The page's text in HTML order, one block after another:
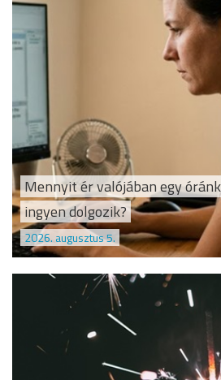
Mennyit ér valójában egy
ingyen dolgozik?
2026. augusztus 5.